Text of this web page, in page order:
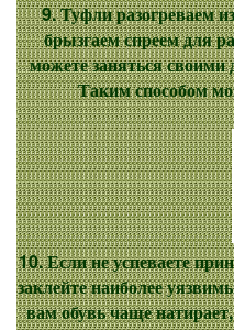
9. Туфли разогреваем
брызгаем спреем для
можете заняться своими
Таким способом
10. Если не успеваете
заклейте наиболее
вам обувь чаще